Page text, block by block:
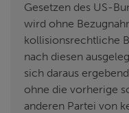
Gesetzen des US-
wird ohne
kollisionsrechtliche
nach diesen
sich daraus
ohne die vorherige
anderen Partei von